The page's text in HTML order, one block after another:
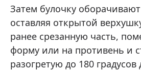
Затем булочку
оставляя открытой
ранее срезанную часть,
форму или на противень и
разогретую до 180 градусов